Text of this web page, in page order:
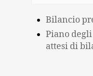
Bilancio
Piano
attesi di